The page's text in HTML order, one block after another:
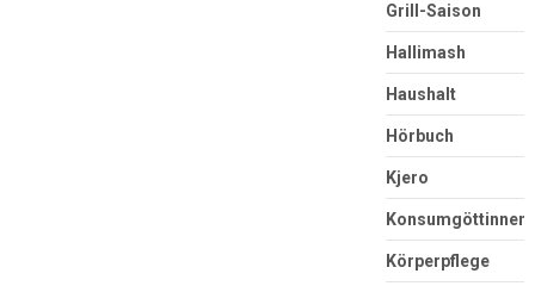
Grill-Saison
Hallimash
Haushalt
Hörbuch
Kjero
Konsumgöttinnen
Körperpflege